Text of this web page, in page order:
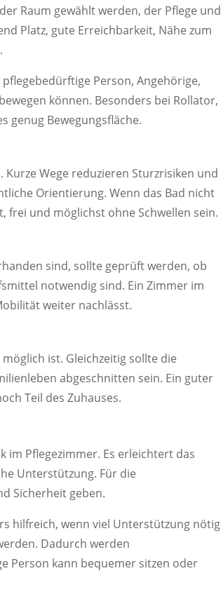
Raum gewählt werden, der Pflege und
Platz, gute Erreichbarkeit, Nähe zum
Person, Angehörige,
können. Besonders bei Rollator,
genug Bewegungsfläche.
Wege reduzieren Sturzrisiken und
Orientierung. Wenn das Bad nicht
frei und möglichst ohne Schwellen sein.
sind, sollte geprüft werden, ob
notwendig sind. Ein Zimmer im
weiter nachlässt.
ist. Gleichzeitig sollte die
abgeschnitten sein. Ein guter
Teil des Zuhauses.
im Pflegezimmer. Es erleichtert das
Unterstützung. Für die
Sicherheit geben.
hilfreich, wenn viel Unterstützung nötig
Dadurch werden
Person kann bequemer sitzen oder